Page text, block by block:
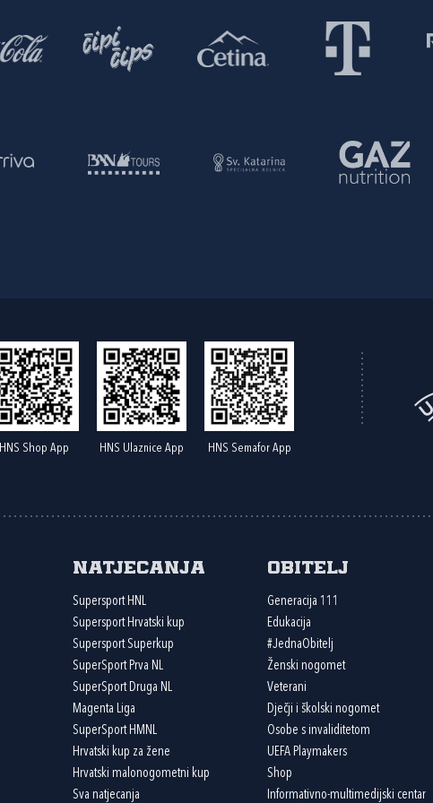
HNS Shop App HNS Ulaznice App HNS Semafor App
Natjecanja
Supersport HNL
Supersport Hrvatski kup
Supersport Superkup
SuperSport Prva NL
SuperSport Druga NL
Magenta Liga
SuperSport HMNL
Hrvatski kup za žene
Hrvatski malonogometni kup
Sva natjecanja
Obitelj
Generacija 111
Edukacija
#JednaObitelj
Ženski nogomet
Veterani
Dječji i školski nogomet
Osobe s invaliditetom
UEFA Playmakers
Shop
Informativno-multimedijski centar